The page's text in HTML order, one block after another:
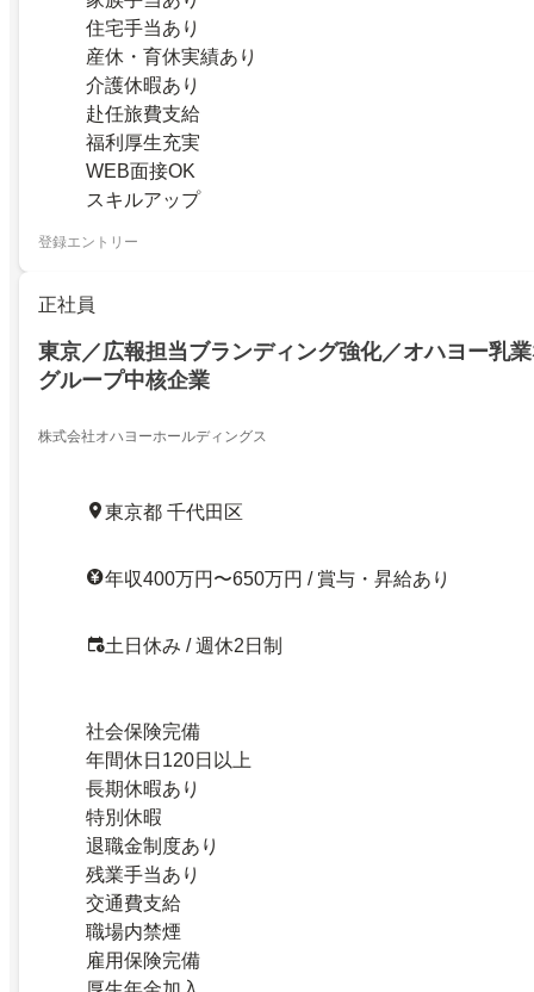
住宅手当あり
産休・育休実績あり
介護休暇あり
赴任旅費支給
福利厚生充実
WEB面接OK
スキルアップ
登録エントリー
正社員
東京／広報担当ブランディング強化／オハヨー乳
グループ中核企業
株式会社オハヨーホールディングス
東京都 千代田区
年収400万円〜650万円 / 賞与・昇給あり
土日休み / 週休2日制
社会保険完備
年間休日120日以上
長期休暇あり
特別休暇
退職金制度あり
残業手当あり
交通費支給
職場内禁煙
雇用保険完備